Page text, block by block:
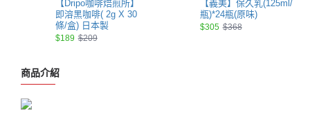
【Dripo咖啡焙煎所】
即溶黑咖啡( 2g X 30
條/盒) 日本製
$189 $209
【義美】保久乳(125ml/
瓶)*24瓶(原味)
$305 $368
商品介紹